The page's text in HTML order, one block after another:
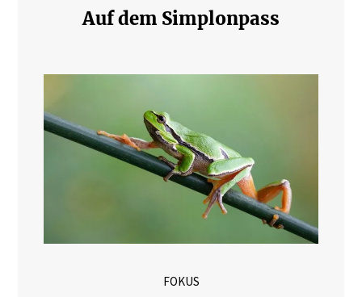
Auf dem Simplonpass
FOKUS